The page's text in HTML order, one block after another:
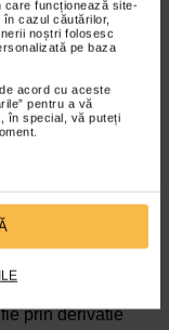
care funcționează site-
cazul căutărilor,
noștri folosesc
pe baza
acord cu aceste
pentru a vă
în special, vă puteți
transuretrala a
fara
urinara, se
local.
urinara, se
partiala sau
este necesara
prin derivatie